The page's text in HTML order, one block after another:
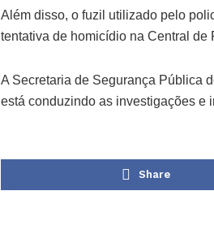
Além disso, o fuzil utilizado pelo
tentativa de homicídio na Central
A Secretaria de Segurança Pública
está conduzindo as investigações e
Share